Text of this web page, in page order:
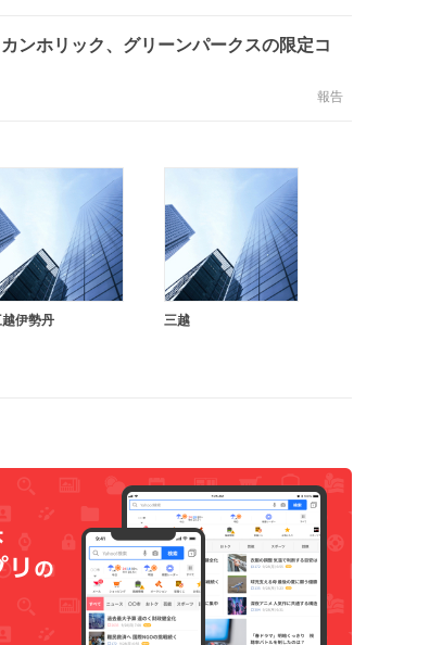
ンホリック、グリーンパークスの限定コ
報告
越伊勢丹 三越